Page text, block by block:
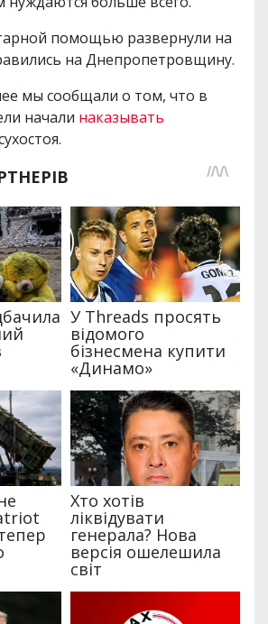
помощью развернули на
на Днепропетровщину.
мы сообщали о том, что в
начали наказывать